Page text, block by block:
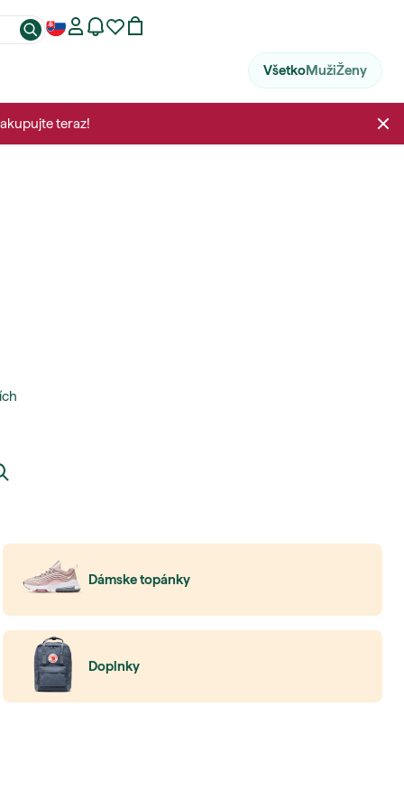
VšetkoMužiŽeny
teraz!
Dámske topánky
Doplnky